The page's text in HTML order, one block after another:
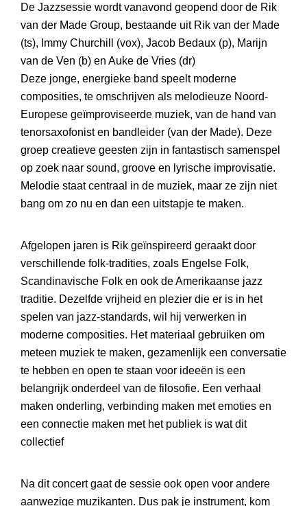
De Jazzsessie wordt vanavond geopend door de Rik
van der Made Group, bestaande uit Rik van der Made
(ts), Immy Churchill (vox), Jacob Bedaux (p), Marijn
van de Ven (b) en Auke de Vries (dr)
Deze jonge, energieke band speelt moderne
composities, te omschrijven als melodieuze Noord-
Europese geïmproviseerde muziek, van de hand van
tenorsaxofonist en bandleider (van der Made). Deze
groep creatieve geesten zijn in fantastisch samenspel
op zoek naar sound, groove en lyrische improvisatie.
Melodie staat centraal in de muziek, maar ze zijn niet
bang om zo nu en dan een uitstapje te maken.
Afgelopen jaren is Rik geïnspireerd geraakt door
verschillende folk-tradities, zoals Engelse Folk,
Scandinavische Folk en ook de Amerikaanse jazz
traditie. Dezelfde vrijheid en plezier die er is in het
spelen van jazz-standards, wil hij verwerken in
moderne composities. Het materiaal gebruiken om
meteen muziek te maken, gezamenlijk een conversatie
te hebben en open te staan voor ideeën is een
belangrijk onderdeel van de filosofie. Een verhaal
maken onderling, verbinding maken met emoties en
een connectie maken met het publiek is wat dit
collectief
Na dit concert gaat de sessie ook open voor andere
aanwezige muzikanten. Dus pak je instrument, kom